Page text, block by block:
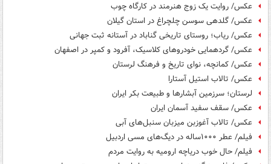
عکس/ روایت یک زوج هنرمند در کارگاه چوب
عکس/ گلدهی سوسن چلچراغ در استان گیلان
عکس/ ریاب؛ روستای تاریخی گناباد در آستانه ثبت جهانی
عکس/ گردهمایی خودروهای کلاسیک، آفرود و کمپر در اصفهان
عکس/ کمانچه، نوای تاریخ و فرهنگ لرستان
عکس/ تالاب استیل آستارا
لرستان؛ سرزمین آبشارها و طبیعت بکر ایران
عکس/ سقف سفید آسمان ایران
عکس/ تالاب آغوزبن میزبان سنبل‌های آبی
فیلم/ عطر ۱۰۰۰ساله در دیگ‌های مسی اردبیل
فیلم/ حال خوب دریاچه ارومیه به روایت مردم